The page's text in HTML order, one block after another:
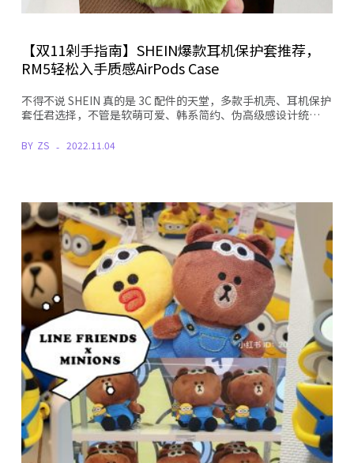
【双11剁手指南】SHEIN爆款耳机保护套推荐，
RM5轻松入手质感AirPods Case
不得不说 SHEIN 真的是 3C 配件的天堂，多款手机壳、耳机保护
套任君选择，不管是软萌可爱、韩系简约、伪高级感设计统…
BY ZS 2022.11.04